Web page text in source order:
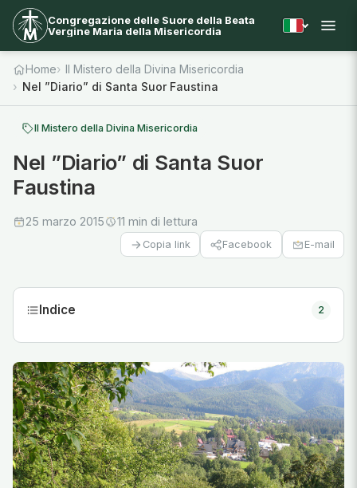
Congregazione delle Suore della Beata
Vergine Maria della Misericordia
Home
Il Mistero della Divina Misericordia
Nel ”Diario” di Santa Suor Faustina
Il Mistero della Divina Misericordia
Nel ”Diario” di Santa Suor
Faustina
25 marzo 2015 11 min di lettura
Copia link Facebook E-mail
Indice 2